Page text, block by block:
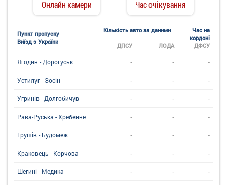
Онлайн камери Час очікування
Пункт пропуску
Виїзд з України
Кількість авто за даними
Час на
кордоні
ДФСУ
ДПСУ ЛОДА
Ягодин - Дорогуськ - - -
Устилуг - Зосін - - -
Угринiв - Долгобичув - - -
Рава-Руська - Хребенне - - -
Грушів - Будомеж - - -
Краковець - Корчова - - -
Шегині - Медика - - -